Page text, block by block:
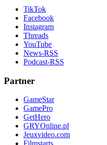
TikTok
Facebook
Instagram
Threads
YouTube
News-RSS
Podcast-RSS
Partner
GameStar
GamePro
GetHero
GRYOnline.pl
Jeuxvideo.com